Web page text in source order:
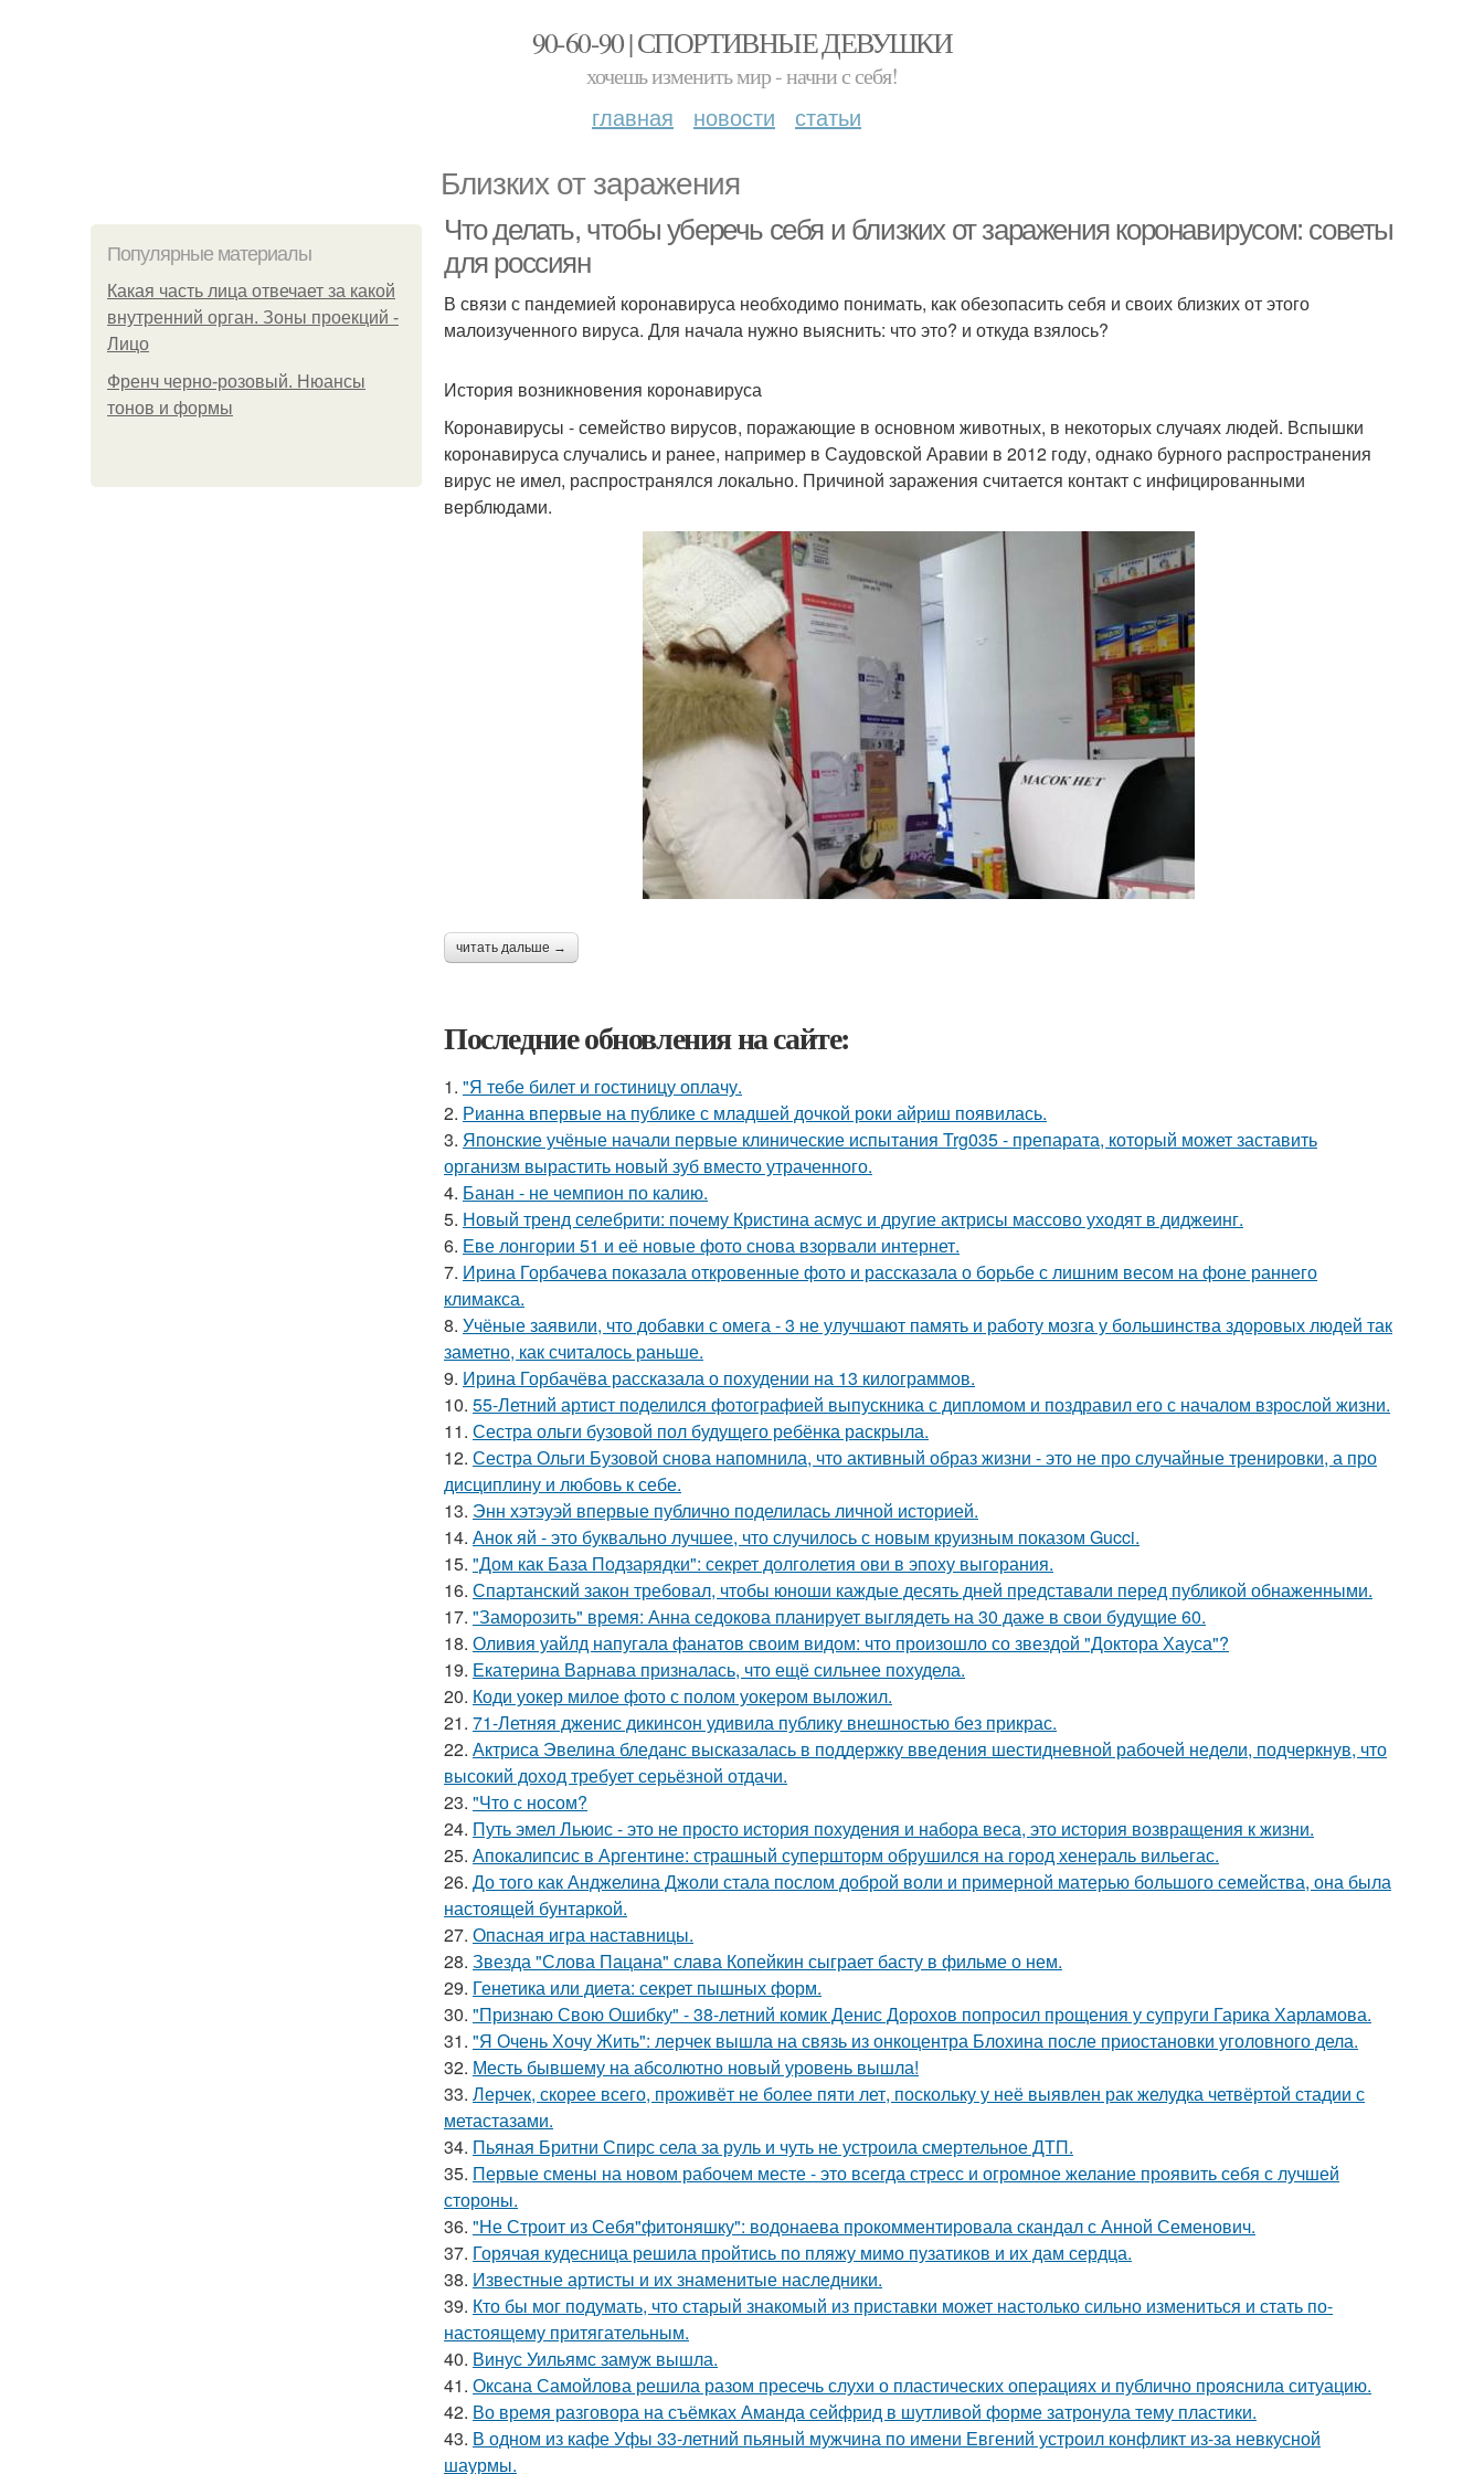
90-60-90 | СПОРТИВНЫЕ ДЕВУШКИ
хочешь изменить мир - начни с себя!
главная новости статьи
Близких от заражения
Популярные материалы
Какая часть лица отвечает за какой
внутренний орган. Зоны проекций -
Лицо
Френч черно-розовый. Нюансы
тонов и формы
Что делать, чтобы уберечь себя и близких от заражения коронавирусом: советы
для россиян
В связи с пандемией коронавируса необходимо понимать, как обезопасить себя и своих близких от этого
малоизученного вируса. Для начала нужно выяснить: что это? и откуда взялось?
История возникновения коронавируса
Коронавирусы - семейство вирусов, поражающие в основном животных, в некоторых случаях людей. Вспышки
коронавируса случались и ранее, например в Саудовской Аравии в 2012 году, однако бурного распространения
вирус не имел, распространялся локально. Причиной заражения считается контакт с инфицированными
верблюдами.
читать дальше →
Последние обновления на сайте:
1. "Я тебе билет и гостиницу оплачу.
2. Рианна впервые на публике с младшей дочкой роки айриш появилась.
3. Японские учёные начали первые клинические испытания Trg035 - препарата, который может заставить
организм вырастить новый зуб вместо утраченного.
4. Банан - не чемпион по калию.
5. Новый тренд селебрити: почему Кристина асмус и другие актрисы массово уходят в диджеинг.
6. Еве лонгории 51 и её новые фото снова взорвали интернет.
7. Ирина Горбачева показала откровенные фото и рассказала о борьбе с лишним весом на фоне раннего
климакса.
8. Учёные заявили, что добавки с омега - 3 не улучшают память и работу мозга у большинства здоровых людей так
заметно, как считалось раньше.
9. Ирина Горбачёва рассказала о похудении на 13 килограммов.
10. 55-Летний артист поделился фотографией выпускника с дипломом и поздравил его с началом взрослой жизни.
11. Сестра ольги бузовой пол будущего ребёнка раскрыла.
12. Сестра Ольги Бузовой снова напомнила, что активный образ жизни - это не про случайные тренировки, а про
дисциплину и любовь к себе.
13. Энн хэтэуэй впервые публично поделилась личной историей.
14. Анок яй - это буквально лучшее, что случилось с новым круизным показом Gucci.
15. "Дом как База Подзарядки": секрет долголетия ови в эпоху выгорания.
16. Спартанский закон требовал, чтобы юноши каждые десять дней представали перед публикой обнаженными.
17. "Заморозить" время: Анна седокова планирует выглядеть на 30 даже в свои будущие 60.
18. Оливия уайлд напугала фанатов своим видом: что произошло со звездой "Доктора Хауса"?
19. Екатерина Варнава призналась, что ещё сильнее похудела.
20. Коди уокер милое фото с полом уокером выложил.
21. 71-Летняя дженис дикинсон удивила публику внешностью без прикрас.
22. Актриса Эвелина бледанс высказалась в поддержку введения шестидневной рабочей недели, подчеркнув, что
высокий доход требует серьёзной отдачи.
23. "Что с носом?
24. Путь эмел Льюис - это не просто история похудения и набора веса, это история возвращения к жизни.
25. Апокалипсис в Аргентине: страшный супершторм обрушился на город хенераль вильегас.
26. До того как Анджелина Джоли стала послом доброй воли и примерной матерью большого семейства, она была
настоящей бунтаркой.
27. Опасная игра наставницы.
28. Звезда "Слова Пацана" слава Копейкин сыграет басту в фильме о нем.
29. Генетика или диета: секрет пышных форм.
30. "Признаю Свою Ошибку" - 38-летний комик Денис Дорохов попросил прощения у супруги Гарика Харламова.
31. "Я Очень Хочу Жить": лерчек вышла на связь из онкоцентра Блохина после приостановки уголовного дела.
32. Месть бывшему на абсолютно новый уровень вышла!
33. Лерчек, скорее всего, проживёт не более пяти лет, поскольку у неё выявлен рак желудка четвёртой стадии с
метастазами.
34. Пьяная Бритни Спирс села за руль и чуть не устроила смертельное ДТП.
35. Первые смены на новом рабочем месте - это всегда стресс и огромное желание проявить себя с лучшей
стороны.
36. "Не Строит из Себя"фитоняшку": водонаева прокомментировала скандал с Анной Семенович.
37. Горячая кудесница решила пройтись по пляжу мимо пузатиков и их дам сердца.
38. Известные артисты и их знаменитые наследники.
39. Кто бы мог подумать, что старый знакомый из приставки может настолько сильно измениться и стать по-
настоящему притягательным.
40. Винус Уильямс замуж вышла.
41. Оксана Самойлова решила разом пресечь слухи о пластических операциях и публично прояснила ситуацию.
42. Во время разговора на съёмках Аманда сейфрид в шутливой форме затронула тему пластики.
43. В одном из кафе Уфы 33-летний пьяный мужчина по имени Евгений устроил конфликт из-за невкусной
шаурмы.